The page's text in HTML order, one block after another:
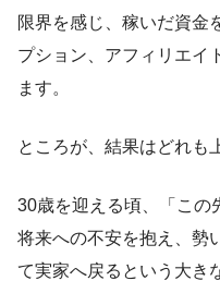
限界を感じ、稼いだ資金
プション、アフィリエイ
ます。
ところが、結果はどれも
30歳を迎える頃、「この
将来への不安を抱え、勢
て実家へ戻るという大き